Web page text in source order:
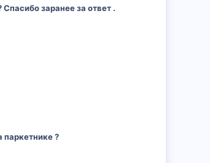
заранее за ответ .
паркетнике ?